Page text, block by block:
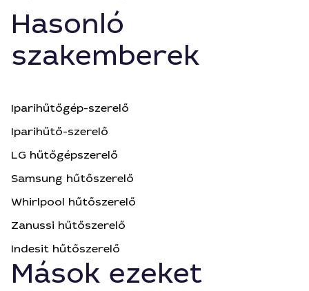
Hasonló
szakemberek
Iparihűtőgép-szerelő
Iparihűtő-szerelő
LG hűtőgépszerelő
Samsung hűtőszerelő
Whirlpool hűtőszerelő
Zanussi hűtőszerelő
Indesit hűtőszerelő
Mások ezeket